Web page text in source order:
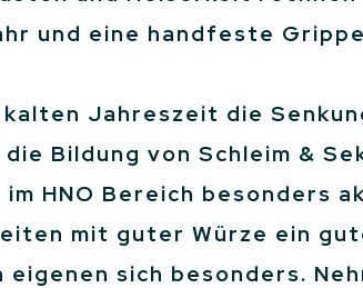
und eine handfeste
Jahreszeit die
Bildung von Schleim &
HNO Bereich besonders
mit guter Würze ein
sich besonders.